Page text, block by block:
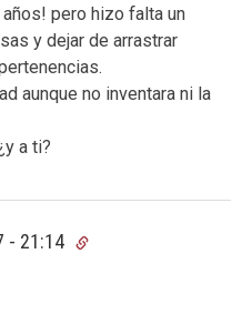
pero hizo falta un
y dejar de arrastrar
aunque no inventara ni la
a ti?
- 21:14